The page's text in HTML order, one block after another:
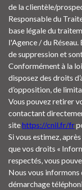
de la clientèle/
Responsable du
base légale du
l'Agence / du
de suppression et
Conformément à la
disposez des droits
d’opposition, de
Vous pouvez retirer
contactant
sitehttps://cnil.fr/fr
Si vous estimez,
que vos droits «
respectés, vous
Nous vous informons
démarchage